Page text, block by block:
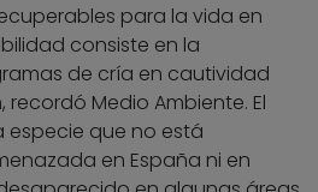
para la vida en
consiste en la
de cría en cautividad
Medio Ambiente. El
especie que no está
en España ni en